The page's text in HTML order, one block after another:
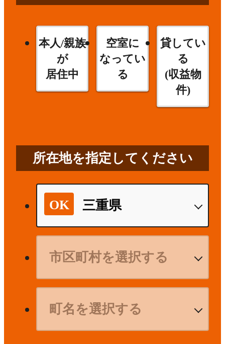
本人/親族
が
居住中
空室に
なってい
る
貸してい
る
(収益物
件)
所在地を指定してください